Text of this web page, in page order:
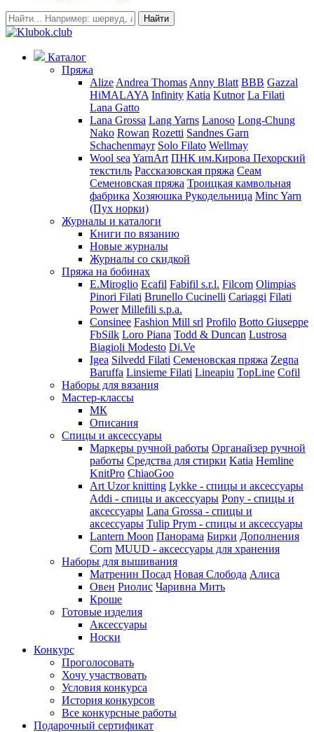
Найти
Каталог
Пряжа
Alize Andrea Thomas Anny Blatt BBB Gazzal
HiMALAYA Infinity Katia Kutnor La Filati
Lana Gatto
Lana Grossa Lang Yarns Lanoso Long-Chung
Nako Rowan Rozetti Sandnes Garn
Schachenmayr Solo Filato Wellmay
Wool sea YarnArt ПНК им.Кирова Пехорский
текстиль Рассказовская пряжа Сеам
Семеновская пряжа Троицкая камвольная
фабрика Хозяюшка Рукодельница Minc Yarn
(Пух норки)
Журналы и каталоги
Книги по вязанию
Новые журналы
Журналы со скидкой
Пряжа на бобинах
E.Miroglio Ecafil Fabifil s.r.l. Filcom Olimpias
Pinori Filati Brunello Cucinelli Cariaggi Filati
Power Millefili s.p.a.
Consinee Fashion Mill srl Profilo Botto Giuseppe
FbSilk Loro Piana Todd & Duncan Lustrosa
Biagioli Modesto Di.Ve
Igea Silvedd Filati Семеновская пряжа Zegna
Baruffa Linsieme Filati Lineapiu TopLine Cofil
Наборы для вязания
Мастер-классы
МК
Описания
Спицы и аксессуары
Маркеры ручной работы Органайзер ручной
работы Средства для стирки Katia Hemline
KnitPro ChiaoGoo
Art Uzor knitting Lykke - спицы и аксессуары
Addi - спицы и аксессуары Pony - спицы и
аксессуары Lana Grossa - спицы и
аксессуары Tulip Prym - спицы и аксессуары
Lantern Moon Панорама Бирки Дополнения
Corn MUUD - аксессуары для хранения
Наборы для вышивания
Матренин Посад Новая Слобода Алиса
Овен Риолис Чаривна Мить
Кроше
Готовые изделия
Аксессуары
Носки
Конкурс
Проголосовать
Хочу участвовать
Условия конкурса
История конкурсов
Все конкурсные работы
Подарочный сертификат